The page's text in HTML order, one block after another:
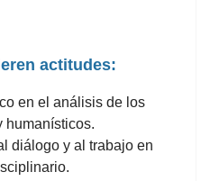
actitudes:
en el análisis de los
humanísticos.
diálogo y al trabajo en